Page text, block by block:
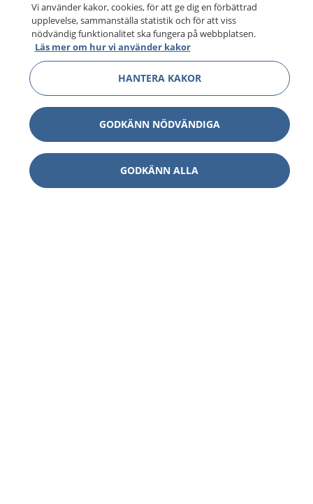
Vi använder kakor, cookies, för att ge dig en förbättrad
upplevelse, sammanställa statistik och för att viss
nödvändig funktionalitet ska fungera på webbplatsen.
Läs mer om hur vi använder kakor
HANTERA KAKOR
GODKÄNN NÖDVÄNDIGA
GODKÄNN ALLA